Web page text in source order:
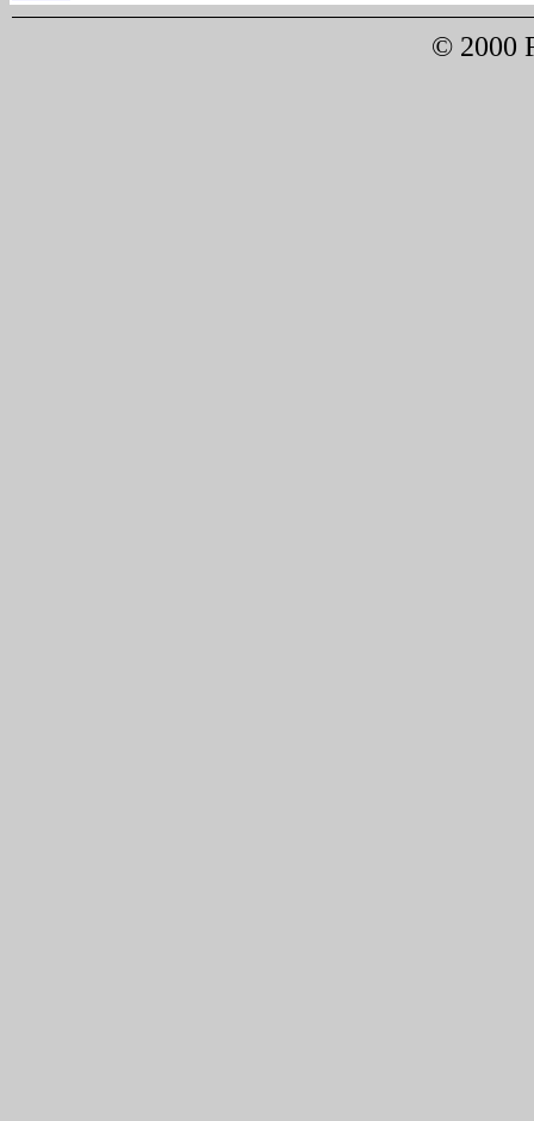
© 2000